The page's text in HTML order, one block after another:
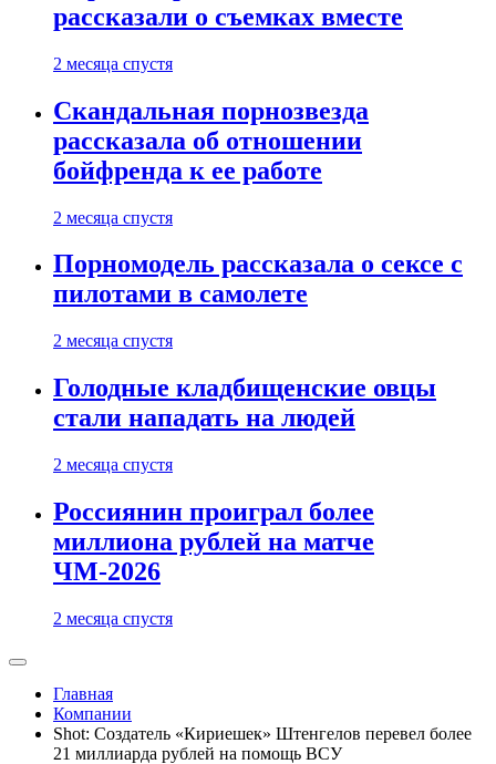
рассказали о съемках вместе
2 месяца спустя
Скандальная порнозвезда
рассказала об отношении
бойфренда к ее работе
2 месяца спустя
Порномодель рассказала о сексе с
пилотами в самолете
2 месяца спустя
Голодные кладбищенские овцы
стали нападать на людей
2 месяца спустя
Россиянин проиграл более
миллиона рублей на матче
ЧМ-2026
2 месяца спустя
Главная
Компании
Shot: Создатель «Кириешек» Штенгелов перевел более
21 миллиарда рублей на помощь ВСУ